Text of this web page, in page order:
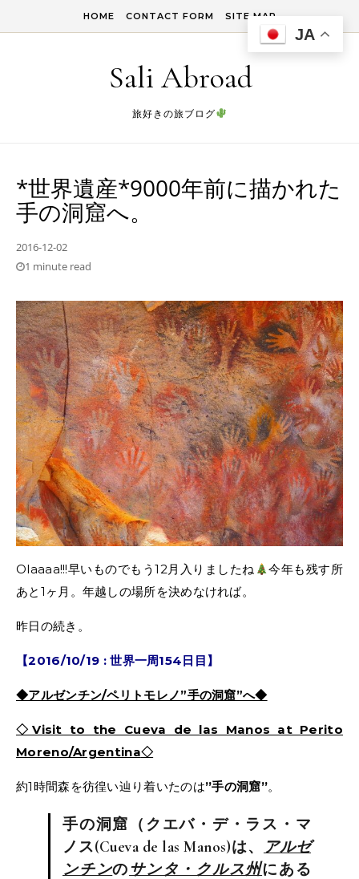
HOME CONTACT FORM SITE MAP
Sali Abroad
旅好きの旅ブログ
*世界遺産*9000年前に描かれた
手の洞窟へ。
2016-12-02
1 minute read
Olaaaa!!!早いものでもう12月入りましたね
今年も残す所
あと1ヶ月。年越しの場所を決めなければ。
昨日の続き。
【2016/10/19 : 世界一周154日目】
◆アルゼンチン/ペリトモレノ”手の洞窟”へ◆
◇Visit to the Cueva de las Manos at Perito
Moreno/Argentina◇
約1時間森を彷徨い辿り着いたのは’’手の洞窟’’。
手の洞窟（クエバ・デ・ラス・マ
ノス(Cueva de las Manos)は、
アルゼ
ンチンのサンタ・クルス州にある
JA